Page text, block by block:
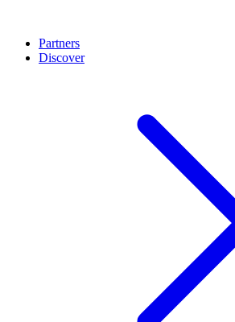
Partners
Discover